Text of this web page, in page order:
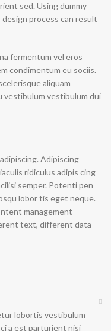
sed. Using dummy
process can result
fermentum vel eros
condimentum eu sociis.
aliquam
vestibulum vestibulum dui
Adipiscing
ridiculus adipis cing
semper. Potenti pen
lobor tis eget neque.
management
text, different data
lobortis vestibulum
a est parturient nisi